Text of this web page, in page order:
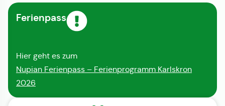
Ferienpass
Hier geht es zum
Nupian Ferienpass – Ferienprogramm Karlskron
2026